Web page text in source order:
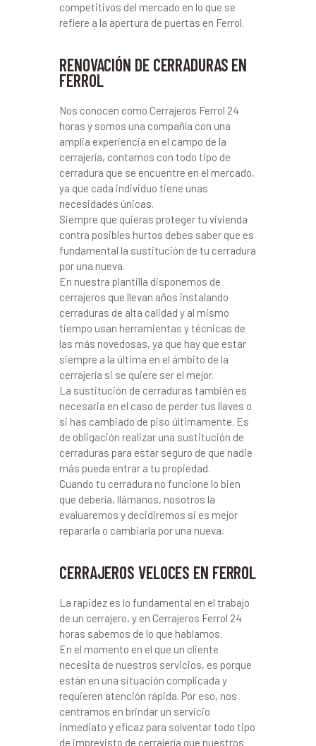
competitivos del mercado en lo que se
refiere a la apertura de puertas en Ferrol.
RENOVACIÓN DE CERRADURAS EN
FERROL
Nos conocen como Cerrajeros Ferrol 24
horas y somos una compañía con una
amplia experiencia en el campo de la
cerrajería, contamos con todo tipo de
cerradura que se encuentre en el mercado,
ya que cada individuo tiene unas
necesidades únicas.
Siempre que quieras proteger tu vivienda
contra posibles hurtos debes saber que es
fundamental la sustitución de tu cerradura
por una nueva.
En nuestra plantilla disponemos de
cerrajeros que llevan años instalando
cerraduras de alta calidad y al mismo
tiempo usan herramientas y técnicas de
las más novedosas, ya que hay que estar
siempre a la última en el ámbito de la
cerrajería si se quiere ser el mejor.
La sustitución de cerraduras también es
necesaria en el caso de perder tus llaves o
si has cambiado de piso últimamente. Es
de obligación realizar una sustitución de
cerraduras para estar seguro de que nadie
más pueda entrar a tu propiedad.
Cuando tu cerradura no funcione lo bien
que debería, llámanos, nosotros la
evaluaremos y decidiremos si es mejor
repararla o cambiarla por una nueva.
CERRAJEROS VELOCES EN FERROL
La rapidez es lo fundamental en el trabajo
de un cerrajero, y en Cerrajeros Ferrol 24
horas sabemos de lo que hablamos.
En el momento en el que un cliente
necesita de nuestros servicios, es porque
están en una situación complicada y
requieren atención rápida. Por eso, nos
centramos en brindar un servicio
inmediato y eficaz para solventar todo tipo
de imprevisto de cerrajería que nuestros